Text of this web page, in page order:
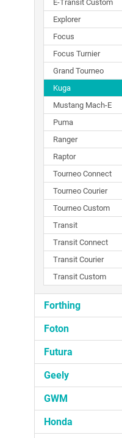
E-Transit Custom
Explorer
Focus
Focus Turnier
Grand Tourneo
Kuga
Mustang Mach-E
Puma
Ranger
Raptor
Tourneo Connect
Tourneo Courier
Tourneo Custom
Transit
Transit Connect
Transit Courier
Transit Custom
Forthing
Foton
Futura
Geely
GWM
Honda